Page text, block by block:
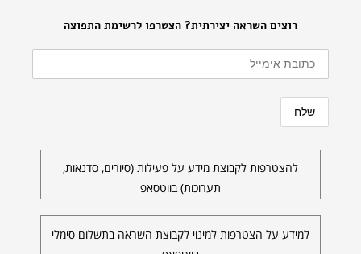
רוצים השראה יצירתית? הצטרפו לרשימת התפוצה
להצטרפות לקבוצת מידע על פעילות (סיורים, סדנאות,
תערוכות) בווטסאפ
למידע על הצטרפות למינוי לקבוצת השראה בתשלום סימלי